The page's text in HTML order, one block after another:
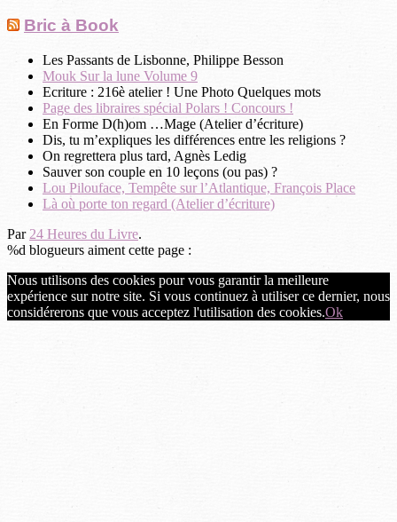
Bric à Book
Les Passants de Lisbonne, Philippe Besson
Mouk Sur la lune Volume 9
Ecriture : 216è atelier ! Une Photo Quelques mots
Page des libraires spécial Polars ! Concours !
En Forme D(h)om …Mage (Atelier d’écriture)
Dis, tu m’expliques les différences entre les religions ?
On regrettera plus tard, Agnès Ledig
Sauver son couple en 10 leçons (ou pas) ?
Lou Pilouface, Tempête sur l’Atlantique, François Place
Là où porte ton regard (Atelier d’écriture)
Par 24 Heures du Livre.
%d blogueurs aiment cette page :
Nous utilisons des cookies pour vous garantir la meilleure
expérience sur notre site. Si vous continuez à utiliser ce dernier, nous
considérerons que vous acceptez l'utilisation des cookies.Ok